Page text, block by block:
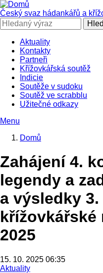
Přejít
k
hlavnímu
obsahu
Český svaz hádankářů a
Hledat
SČHAK
Aktuality
Kontakty
Partneři
Křížovkářská soutěž
Indicie
Soutěže v sudoku
Soutěž ve scrabblu
Užitečné odkazy
Menu
navigace
Domů
Zahájení 4.
legendy a
a výsledky
křížovkářské
2025
15. 10. 2025 06:35
Aktuality